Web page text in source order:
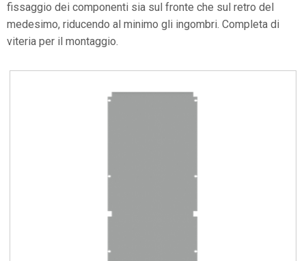
fissaggio dei componenti sia sul fronte che sul retro del
medesimo, riducendo al minimo gli ingombri. Completa di
viteria per il montaggio.